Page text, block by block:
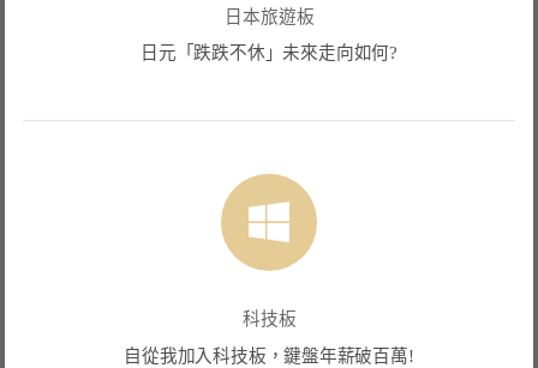
日本旅遊板
日元「跌跌不休」未來走向如何?
科技板
自從我加入科技板，鍵盤年薪破百萬!